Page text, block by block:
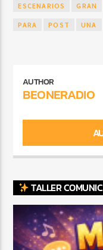
ESCENARIOS GRAN
PARA POST UNA
AUTHOR
BEONERADIO
TALLER